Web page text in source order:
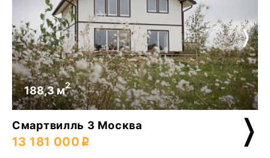
188,3 м2
Смартвилль 3 Москва
13 181 000